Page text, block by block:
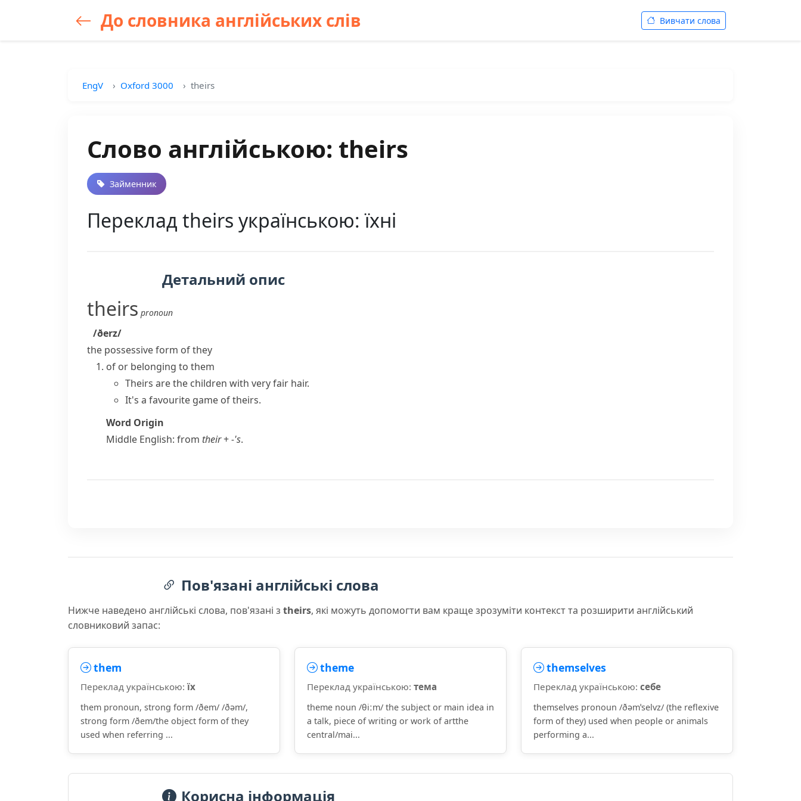
До словника англійських слів Вивчати слова
EngV Oxford 3000 theirs
Слово англійською: theirs
Займенник
Переклад theirs українською: їхні
Детальний опис
theirs pronoun
/ðerz/
the possessive form ofthey
of or belonging to them
Theirs are the children with very fair hair.
It's a favourite game of theirs.
Word Origin
Middle English: from their+-'s.
Пов'язані англійські слова
Нижче наведено англійські слова, пов'язані з theirs, які можуть допомогти вам краще зрозуміти контекст та розширити англійський
словниковий запас:
them
Переклад українською: їх
them pronoun, strong form /ðem/ /ðəm/,
strong form /ðem/the object form of they
used when referring ...
theme
Переклад українською: тема
theme noun /θiːm/ the subject or main idea in
a talk, piece of writing or work of artthe
central/mai...
themselves
Переклад українською: себе
themselves pronoun /ðəmˈselvz/ (the reflexive
form of they) used when people or animals
performing a...
Корисна інформація